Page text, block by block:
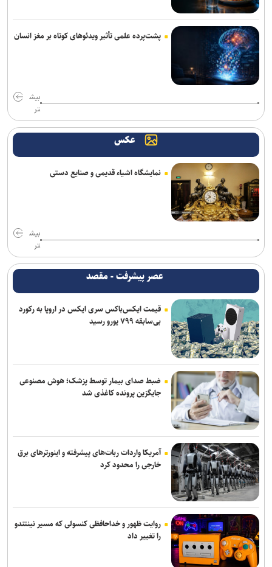
عالیشاه در یک قدمی گل‌گهر
باقری قراردادش را با پیکان تمدید کرد
روزنامه‌های ورزشی چهارشنبه ۱۴ مرداد ۱۴۰۵
بیانی: ۴۰۰ هزار دلار صرف وکلای خارجی شد تا پنجره استقلال باز نشود/
رضاییان به جای قدرشناسی کلاس ۲۰۰ میلیارد تومانی گذاشت
خانلرخانی: پاداش تکواندوکاران با تلاشی می‌کنند همخوانی ندارد/ سلیمی:
کار اصلی من برای ناگویا از دو تورنمنت بعد آغاز می‌شود/ برخورداری: قانون
سرباز قهرمان کمک خوبی است+فیلم
روزنامه های ورزشی پنجشنبه ۱۵ مرداد ۱۴۰۵
برزگر: همای سعادت روی دوش تارتار نشسته است/ عیار واقعی پرسپولیس
از هفته پنجم به بعد مشخص می‌شود
بوده است/ تاجرنیا دوست دارد خودش را تبرئه کند
نعمت‌پور بعد از قبول مسئولیت سپاهان در لیگ برتر فرنگی: اولویت‌مان
در سال اول قهرمانی نیست
مس رفسنجان منتظر رأی CAS/ آغاز تمرینات نارنجی پوشان از هفته آینده
صنعت نفت مهاجم مس شهر بابک را جذب کرد
پشت‌پرده علمی تأثیر ویدئو‌های کوتاه بر مغز انسان
بیش
تر
عکس
نمایشگاه اشیاء قدیمی و صنایع دستی
بیش
تر
عصر پیشرفت - مقصد
قیمت ایکس‌باکس سری ایکس در اروپا به رکورد
بی‌سابقه ۷۹۹ یورو رسید
ضبط صدای بیمار توسط پزشک؛ هوش مصنوعی
جایگزین پرونده کاغذی شد
آمریکا واردات ربات‌های پیشرفته و اینورترهای برق
خارجی را محدود کرد
روایت ظهور و خداحافظی کنسولی که مسیر نینتندو
را تغییر داد